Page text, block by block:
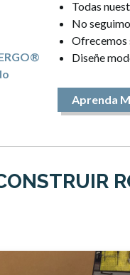
Todas
No
Ofrecemos
Diseñe
Aprenda